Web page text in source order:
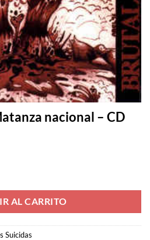
nacional – CD
AL CARRITO
Suicidas